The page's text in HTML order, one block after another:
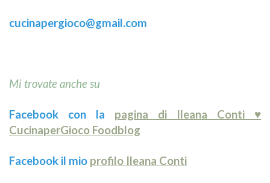
cucinapergioco@gmail.com
Mi trovate anche su
Facebook con la pagina di Ileana Conti ♥
CucinaperGioco Foodblog
Facebook il mio profilo Ileana Conti